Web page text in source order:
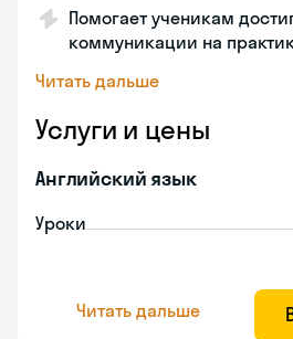
Помогает ученикам
коммуникации на
Читать дальше
Услуги и цены
Английский язык
Уроки
Читать дальше